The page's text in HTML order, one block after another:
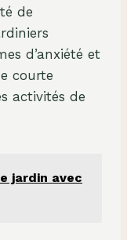
de
d’anxiété et
courte
activités de
jardin avec